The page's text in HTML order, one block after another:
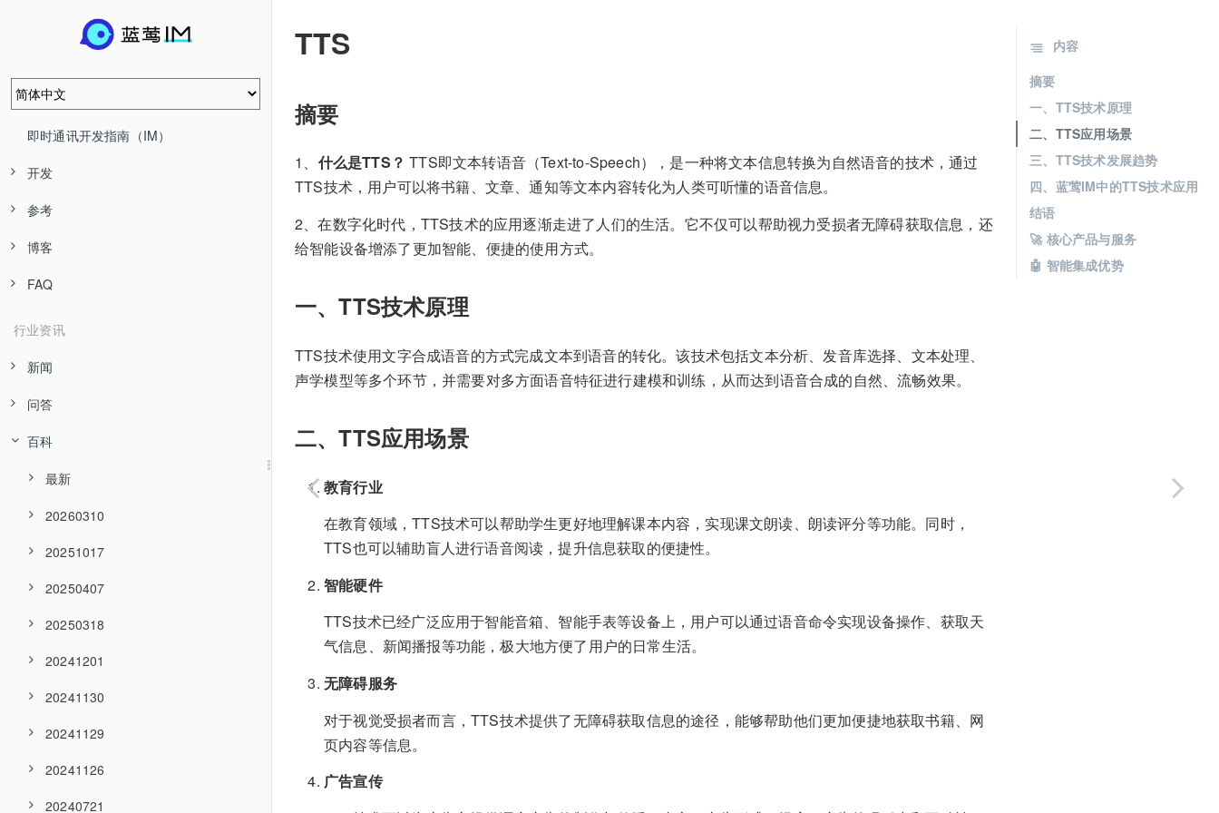
即时通讯开发指南（IM）
开发
参考
博客
FAQ
行业资讯
新闻
问答
百科
最新
20260310
20251017
20250407
20250318
20241201
20241130
20241129
20241126
20240721
TTS
摘要
1、 什么是TTS？ TTS即文本转语音（Text-to-Speech），是一种将文本信息转换为自然语音的技术，通过
TTS技术，用户可以将书籍、文章、通知等文本内容转化为人类可听懂的语音信息。
2、在数字化时代，TTS技术的应用逐渐走进了人们的生活。它不仅可以帮助视力受损者无障碍获取信息，还
给智能设备增添了更加智能、便捷的使用方式。
一、TTS技术原理
TTS技术使用文字合成语音的方式完成文本到语音的转化。该技术包括文本分析、发音库选择、文本处理、
声学模型等多个环节，并需要对多方面语音特征进行建模和训练，从而达到语音合成的自然、流畅效果。
二、TTS应用场景
教育行业
在教育领域，TTS技术可以帮助学生更好地理解课本内容，实现课文朗读、朗读评分等功能。同时，
TTS也可以辅助盲人进行语音阅读，提升信息获取的便捷性。
智能硬件
TTS技术已经广泛应用于智能音箱、智能手表等设备上，用户可以通过语音命令实现设备操作、获取天
气信息、新闻播报等功能，极大地方便了用户的日常生活。
无障碍服务
对于视觉受损者而言，TTS技术提供了无障碍获取信息的途径，能够帮助他们更加便捷地获取书籍、网
页内容等信息。
广告宣传
内容
摘要
一、TTS技术原理
二、TTS应用场景
三、TTS技术发展趋势
四、蓝莺IM中的TTS技术应用
结语
🚀 核心产品与服务
🤖 智能集成优势